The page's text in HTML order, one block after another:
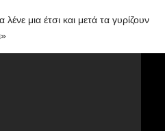
λένε μια έτσι και μετά τα γυρίζουν